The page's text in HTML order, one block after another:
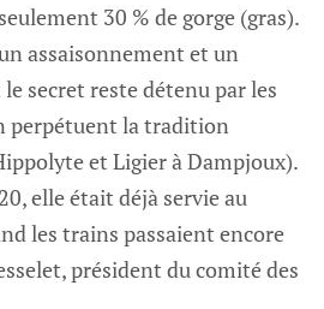
30 % de gorge (gras).
assaisonnement et un
le secret reste détenu par les
perpétuent la tradition
et Ligier à Dampjoux).
elle était déjà servie au
les trains passaient encore
président du comité des